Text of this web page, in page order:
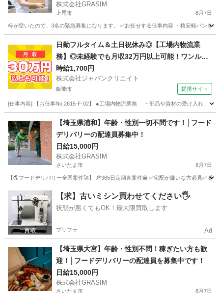
株式会社GRASIM
上尾市 8月7日
枠が空いたので、3名の緊急募集になります。 ✅お任せする仕事内容 ・格安軽バン
ドライバー 荷物
日勤フルタイム＆土日祝休み◎【工場内物流業
務】◎未経験でも月収32万円以上可能！ワンルー
ム寮完備！
時給1,700円
株式会社ジャパンクリエイト
飯能市 提携サイト
[仕事内容] 【お仕事No.2615-F-02】 ●工場内物流業務 ・部品や資材の受け入れ
その他
【埼玉県浦和】年齢・性別一切不問です！│フード
デリバリーの配達員募集中！
日給15,000円
株式会社GRASIM
さいたま市 8月7日
【🌎フードデリバリー全国案件🚀】 🍕365日定期直案件🍔 ✅宅配が嫌いな方必見✅
埼玉 さいたま市 ドライバー 1件
【求】古いミシン買わせてください🖐️
状態が悪くてもOK！最大限買取します
プリフラ Ad
【埼玉県大宮】年齢・性別不問！稼ぎたい方も歓
迎！│フードデリバリーの配達員を募集中です！
日給15,000円
株式会社GRASIM
さいたま市 8月7日